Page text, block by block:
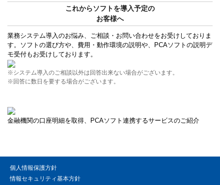
これからソフトを導入予定の
お客様へ
業務システム導入のお悩み、ご相談・お問い合わせをお受けしておりま
す。ソフトの選び方や、費用・動作環境の説明や、PCAソフトの説明デ
モ受付もお受けしております。
※システム導入のご相談以外は回答出来ない場合がございます。
※回答に数日を要する場合がございます。
金融機関の口座明細を取得、PCAソフト連携するサービスのご紹介
個人情報保護方針
情報セキュリティ基本方針